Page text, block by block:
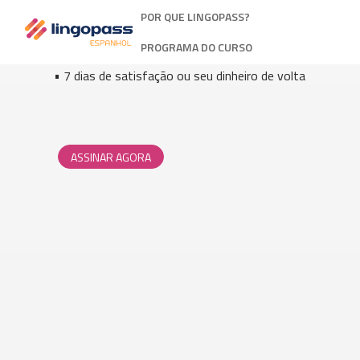
POR QUE LINGOPASS?
PROGRAMA DO CURSO
• Aulas de conversação online
• Sem taxa de matrícula
• Assinatura mensal ou anual
• 7 dias de satisfação ou seu dinheiro de volta
ASSINAR AGORA